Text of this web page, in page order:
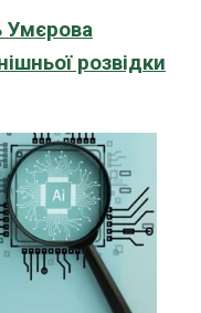
Умєрова
розвідки